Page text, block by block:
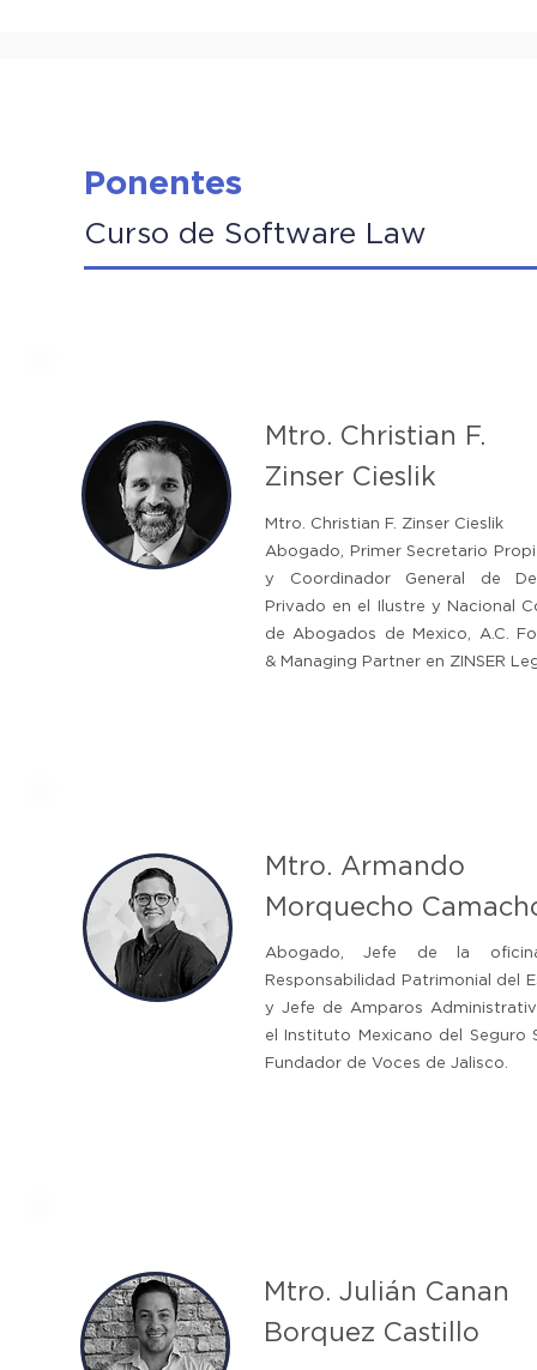
Ponentes
Curso de Software Law
Mtro. Christian F.
Zinser Cieslik
Mtro. Christian F. Zinser Cieslik
Abogado, Primer Secretario
y Coordinador General de
Privado en el Ilustre y Nacional
de Abogados de Mexico, A.C.
& Managing Partner en ZINSER
Mtro. Armando
Morquecho
Abogado, Jefe de la
Responsabilidad Patrimonial del
y Jefe de Amparos
el Instituto Mexicano del Seguro
Fundador de Voces de Jalisco.
Mtro. Julián Canan
Borquez Castillo